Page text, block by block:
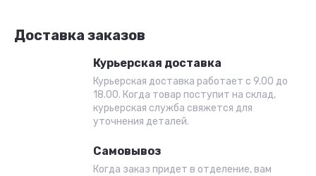
Доставка заказов
Курьерская доставка
Курьерская доставка работает с 9.00 до
18.00. Когда товар поступит на склад,
курьерская служба свяжется для
уточнения деталей.
Самовывоз
Когда заказ придет в отделение, вам